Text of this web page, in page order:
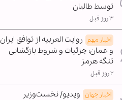
توسط طالبان
۳ روز قبل
اخبار مهم روایت العربیه از توافق ایران
و عمان؛ جزئیات و شروط بازگشایی
تنگه هرمز
۲ روز قبل
اخبار جهان ویدیو/ نخست‌وزیر